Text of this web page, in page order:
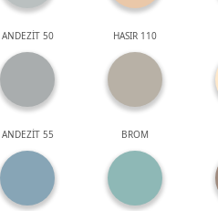
ANDEZİT 50 HASIR 110
ANDEZİT 55 BROM